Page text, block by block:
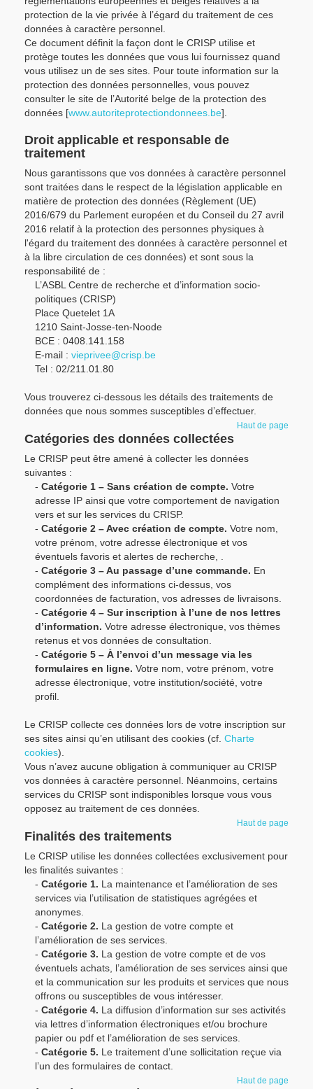
protection de la vie privée à l’égard du traitement de ces
données à caractère personnel.
Ce document définit la façon dont le CRISP utilise et
protège toutes les données que vous lui fournissez quand
vous utilisez un de ses sites. Pour toute information sur la
protection des données personnelles, vous pouvez
consulter le site de l’Autorité belge de la protection des
données [www.autoriteprotectiondonnees.be].
Droit applicable et responsable de
traitement
Nous garantissons que vos données à caractère personnel
sont traitées dans le respect de la législation applicable en
matière de protection des données (Règlement (UE)
2016/679 du Parlement européen et du Conseil du 27 avril
2016 relatif à la protection des personnes physiques à
l'égard du traitement des données à caractère personnel et
à la libre circulation de ces données) et sont sous la
responsabilité de :
L’ASBL Centre de recherche et d’information socio-
politiques (CRISP)
Place Quetelet 1A
1210 Saint-Josse-ten-Noode
BCE : 0408.141.158
E-mail : vieprivee@crisp.be
Tel : 02/211.01.80
Vous trouverez ci-dessous les détails des traitements de
données que nous sommes susceptibles d’effectuer.
Haut de page
Catégories des données collectées
Le CRISP peut être amené à collecter les données
suivantes :
- Catégorie 1 – Sans création de compte. Votre
adresse IP ainsi que votre comportement de navigation
vers et sur les services du CRISP.
- Catégorie 2 – Avec création de compte. Votre nom,
votre prénom, votre adresse électronique et vos
éventuels favoris et alertes de recherche, .
- Catégorie 3 – Au passage d’une commande. En
complément des informations ci-dessus, vos
coordonnées de facturation, vos adresses de livraisons.
- Catégorie 4 – Sur inscription à l’une de nos lettres
d’information. Votre adresse électronique, vos thèmes
retenus et vos données de consultation.
- Catégorie 5 – À l’envoi d’un message via les
formulaires en ligne. Votre nom, votre prénom, votre
adresse électronique, votre institution/société, votre
profil.
Le CRISP collecte ces données lors de votre inscription sur
ses sites ainsi qu’en utilisant des cookies (cf. Charte
cookies).
Vous n’avez aucune obligation à communiquer au CRISP
vos données à caractère personnel. Néanmoins, certains
services du CRISP sont indisponibles lorsque vous vous
opposez au traitement de ces données.
Haut de page
Finalités des traitements
Le CRISP utilise les données collectées exclusivement pour
les finalités suivantes :
- Catégorie 1. La maintenance et l’amélioration de ses
services via l’utilisation de statistiques agrégées et
anonymes.
- Catégorie 2. La gestion de votre compte et
l’amélioration de ses services.
- Catégorie 3. La gestion de votre compte et de vos
éventuels achats, l’amélioration de ses services ainsi que
et la communication sur les produits et services que nous
offrons ou susceptibles de vous intéresser.
- Catégorie 4. La diffusion d’information sur ses activités
via lettres d’information électroniques et/ou brochure
papier ou pdf et l’amélioration de ses services.
- Catégorie 5. Le traitement d’une sollicitation reçue via
l’un des formulaires de contact.
Haut de page